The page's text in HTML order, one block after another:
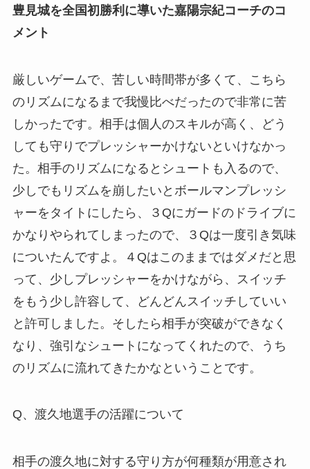
豊見城を全国初勝利に導いた嘉陽宗紀コーチのコ
メント
厳しいゲームで、苦しい時間帯が多くて、こちら
のリズムになるまで我慢比べだったので非常に苦
しかったです。 相手は個人のスキルが高く、
どう
しても守りでプレッシャーかけないといけなかっ
た。相手のリズムになるとシュートも入るので、
少しでもリズムを崩したいとボールマンプレッシ
ャーをタイトにしたら、３Qにガードのドライブに
かなりやられてしまったので、３Qは一度引き気味
についたんですよ。４Qはこのままではダメだと思
って、少しプレッシャーをかけながら、スイッチ
をもう少し許容して、どんどんスイッチしていい
と許可しました。そしたら相手が突破ができなく
なり、強引なシュートになってくれたので、うち
のリズムに流れてきたかなということです。
Q、渡久地選手の活躍について
相手の渡久地に対する守り方が何種類が用意され